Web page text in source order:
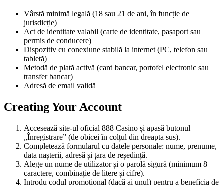
Vârstă minimă legală (18 sau 21 de ani, în funcție de
jurisdicție)
Act de identitate valabil (carte de identitate, pașaport sau
permis de conducere)
Dispozitiv cu conexiune stabilă la internet (PC, telefon sau
tabletă)
Metodă de plată activă (card bancar, portofel electronic sau
transfer bancar)
Adresă de email validă
Creating Your Account
Accesează site-ul oficial 888 Casino și apasă butonul
„Înregistrare” (de obicei în colțul din dreapta sus).
Completează formularul cu datele personale: nume, prenume,
data nașterii, adresă și țara de reședință.
Alege un nume de utilizator și o parolă sigură (minimum 8
caractere, combinație de litere și cifre).
Introdu codul promoțional (dacă ai unul) pentru a beneficia de